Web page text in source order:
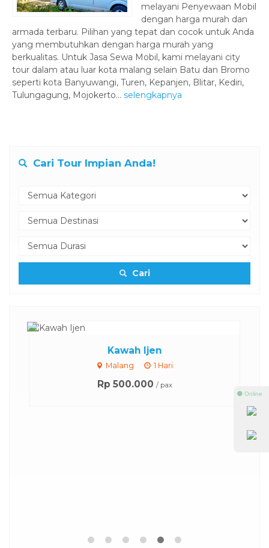
melayani Penyewaan Mobil
dengan harga murah dan
armada terbaru. Pilihan yang tepat dan cocok untuk Anda
yang membutuhkan dengan harga murah yang
berkualitas. Untuk Jasa Sewa Mobil, kami melayani city
tour dalam atau luar kota malang selain Batu dan Bromo
seperti kota Banyuwangi, Turen, Kepanjen, Blitar, Kediri,
Tulungagung, Mojokerto... selengkapnya
Cari Tour Impian Anda!
Cari
Kawah Ijen
Malang 1 Hari
Rp 500.000 / pax
⚫ Online